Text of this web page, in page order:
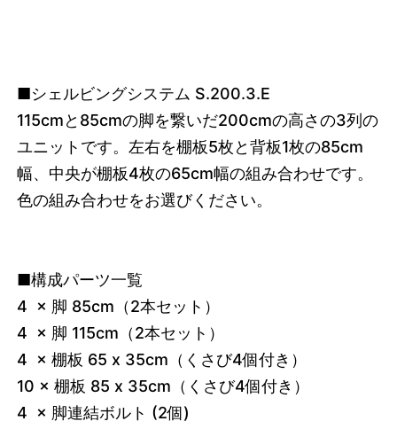
■シェルビングシステム S.200.3.E
115cmと85cmの脚を繋いだ200cmの高さの3列の
ユニットです。左右を棚板5枚と背板1枚の85cm
幅、中央が棚板4枚の65cm幅の組み合わせです。
色の組み合わせをお選びください。
■構成パーツ一覧
4 × 脚 85cm（2本セット）
4 × 脚 115cm（2本セット）
4 × 棚板 65 x 35cm（くさび4個付き）
10 × 棚板 85 x 35cm（くさび4個付き）
4 × 脚連結ボルト (2個)